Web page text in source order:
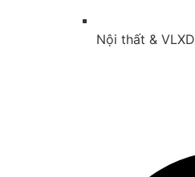
Nội thất & VLXD